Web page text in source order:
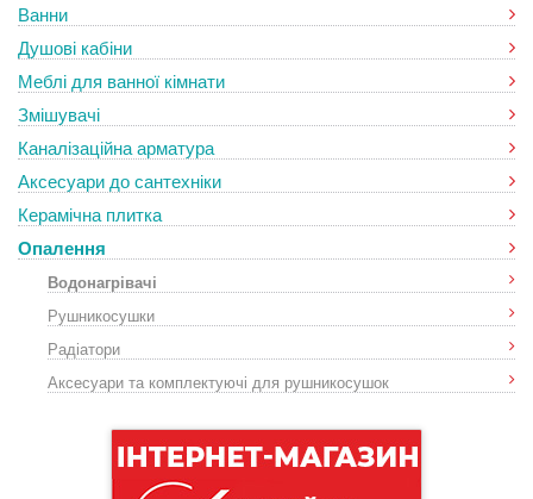
Ванни
Душові кабіни
Меблі для ванної кімнати
Змішувачі
Каналізаційна арматура
Аксесуари до сантехніки
Керамічна плитка
Опалення
Водонагрівачі
Рушникосушки
Радіатори
Аксесуари та комплектуючі для рушникосушок